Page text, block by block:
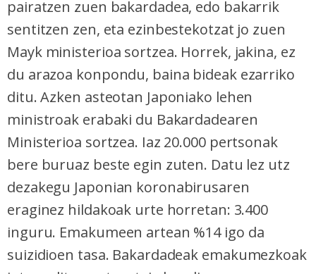
pairatzen zuen bakardadea, edo bakarrik
sentitzen zen, eta ezinbestekotzat jo zuen
Mayk ministerioa sortzea. Horrek, jakina, ez
du arazoa konpondu, baina bideak ezarriko
ditu. Azken asteotan Japoniako lehen
ministroak erabaki du Bakardadearen
Ministerioa sortzea. Iaz 20.000 pertsonak
bere buruaz beste egin zuten. Datu lez utz
dezakegu Japonian koronabirusaren
eraginez hildakoak urte horretan: 3.400
inguru. Emakumeen artean %14 igo da
suizidioen tasa. Bakardadeak emakumezkoak